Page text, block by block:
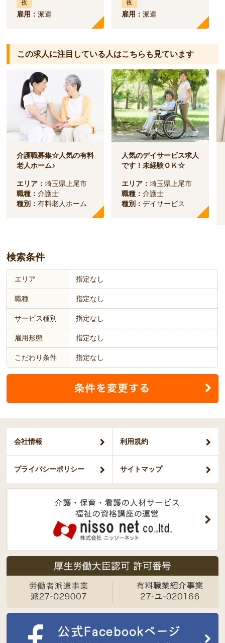
夜
雇用：派遣
夜
雇用：派遣
この求人に注目している人はこちらも見ています
介護職募集☆人気の有料
老人ホーム♪
エリア：埼玉県上尾市
職種：介護士
種別：有料老人ホーム
人気のデイサービス求人
です！未経験ＯＫ☆
エリア：埼玉県上尾市
職種：介護士
種別：デイサービス
検索条件
エリア 指定なし
職種 指定なし
サービス種別 指定なし
雇用形態 指定なし
こだわり条件 指定なし
会社情報 利用規約
プライバシーポリシー サイトマップ